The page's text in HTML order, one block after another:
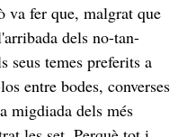
va fer que, malgrat que
dels no-tan-
seus temes preferits a
entre bodes, converses
migdiada dels més